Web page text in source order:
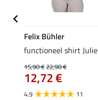
Felix Bühler
functioneel shirt Julie
15,90 €22,90 €
12,72 €
4.9 11